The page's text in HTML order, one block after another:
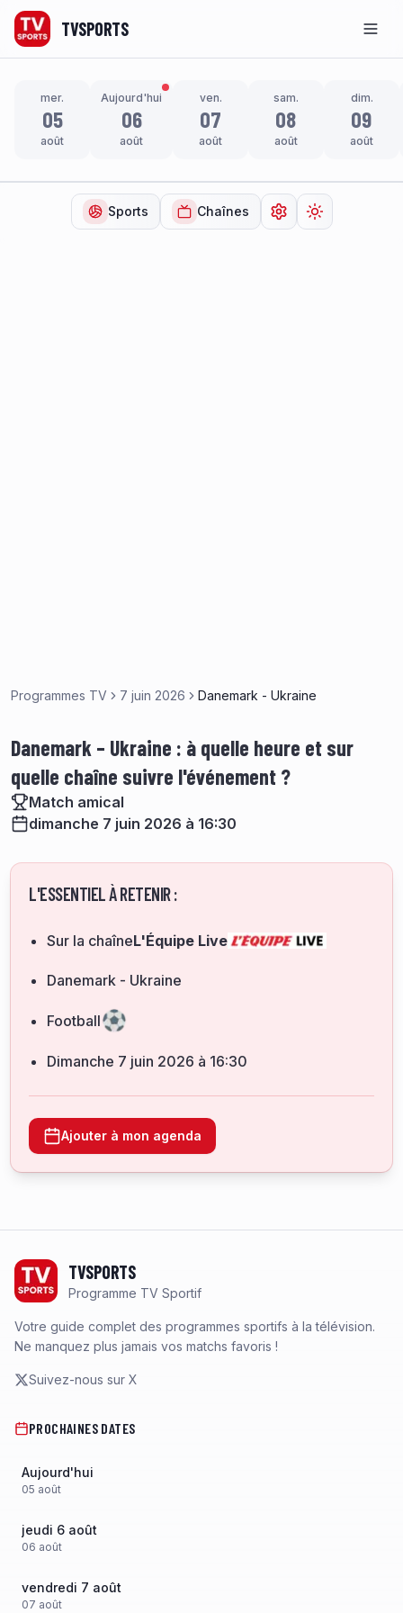
TVSPORTS
mer.
05
août
Aujourd'hui
06
août
ven.
07
août
sam.
08
août
dim.
09
août
Sports Chaînes Ouvrir lesChanger de
Programmes TV 7 juin 2026 Danemark - Ukraine
Danemark – Ukraine : à quelle heure et sur
quelle chaîne suivre l'événement ?
Match amical
dimanche 7 juin 2026 à 16:30
L'ESSENTIEL À RETENIR :
Sur la chaîneL'Équipe Live
Danemark - Ukraine
Football
dimanche 7 juin 2026 à 16:30
Ajouter à mon agenda
TVSPORTS
Programme TV Sportif
Votre guide complet des programmes sportifs à la télévision.
Ne manquez plus jamais vos matchs favoris !
Suivez-nous sur X
PROCHAINES DATES
Aujourd'hui
05 août
jeudi 6 août
06 août
vendredi 7 août
07 août